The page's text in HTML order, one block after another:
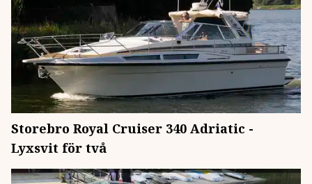
Storebro Royal Cruiser 340 Adriatic -
Lyxsvit för två